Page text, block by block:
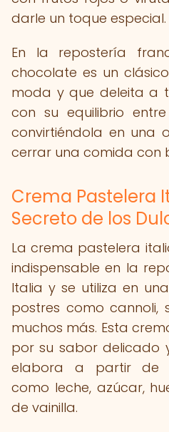
darle un toque especial.
En la repostería
chocolate es un
moda y que deleita a
con su equilibrio
convirtiéndola en una
cerrar una comida con
Crema Pastelera
Secreto de los
La crema pastelera
indispensable en la
Italia y se utiliza en
postres como cannoli,
muchos más. Esta
por su sabor delicado
elabora a partir de
como leche, azúcar,
de vainilla.